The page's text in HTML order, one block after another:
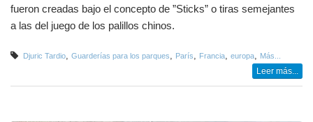
fueron creadas bajo el concepto de ”Sticks” o tiras semejantes
a las del juego de los palillos chinos.
Djuric Tardio, Guarderías para los parques, París, Francia, europa, Más...
Leer más...